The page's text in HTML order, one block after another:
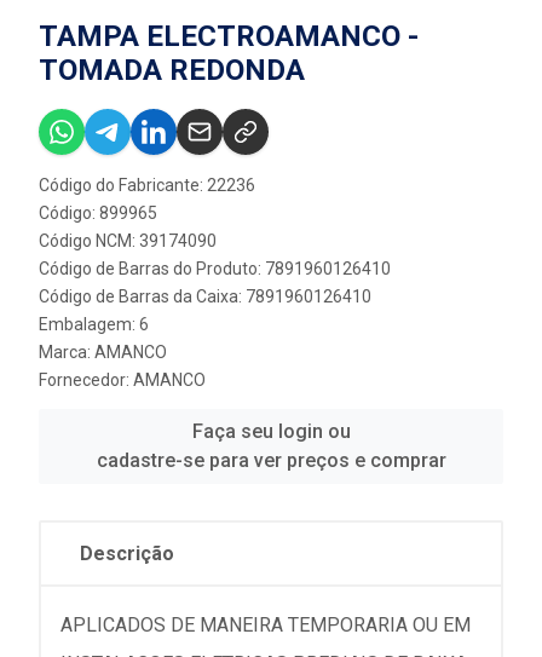
TAMPA ELECTROAMANCO -
TOMADA REDONDA
Código do Fabricante: 22236
Código: 899965
Código NCM: 39174090
Código de Barras do Produto: 7891960126410
Código de Barras da Caixa: 7891960126410
Embalagem: 6
Marca: AMANCO
Fornecedor: AMANCO
Faça seu login ou
cadastre-se para ver preços e comprar
Descrição
APLICADOS DE MANEIRA TEMPORARIA OU EM